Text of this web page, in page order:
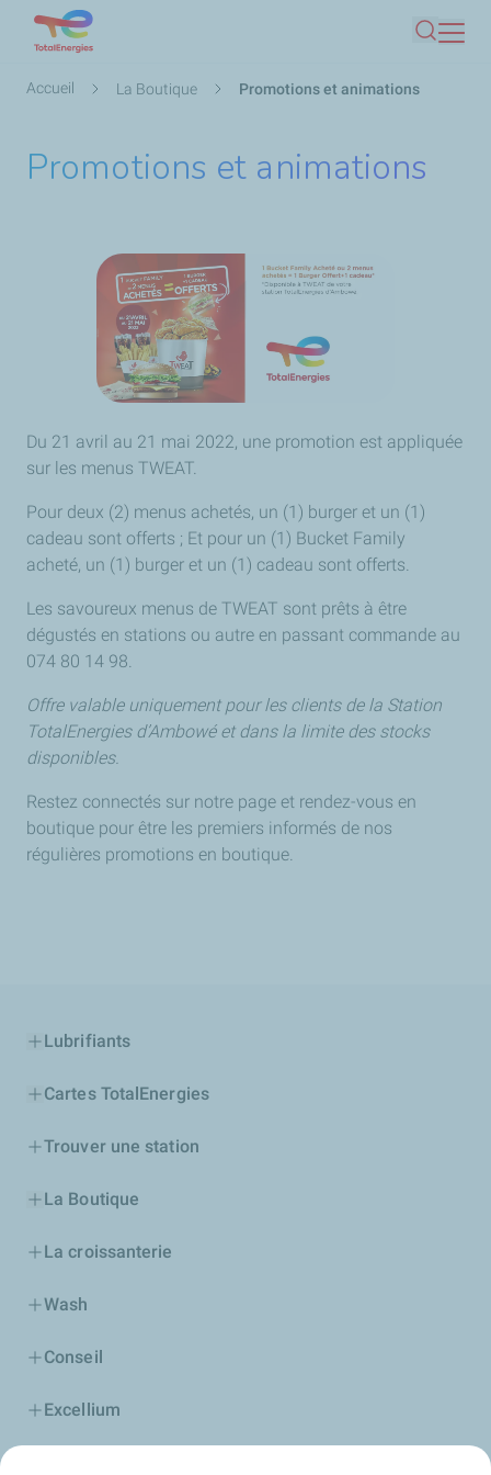
contenu
Fil
Accueil La Boutique Promotions et animations
Promotions et animations
Du 21 avril au 21 mai 2022, une promotion est appliquée
sur les menus TWEAT.
Pour deux (2) menus achetés, un (1) burger et un (1)
cadeau sont offerts ; Et pour un (1) Bucket Family
acheté, un (1) burger et un (1) cadeau sont offerts.
Les savoureux menus de TWEAT sont prêts à être
dégustés en stations ou autre en passant commande au
074 80 14 98.
Offre valable uniquement pour les clients de la Station
TotalEnergies d’Ambowé et dans la limite des stocks
disponibles.
Restez connectés sur notre page et rendez-vous en
boutique pour être les premiers informés de nos
régulières promotions en boutique.
Lubrifiants
Cartes TotalEnergies
Trouver une station
La Boutique
La croissanterie
Wash
Conseil
Excellium